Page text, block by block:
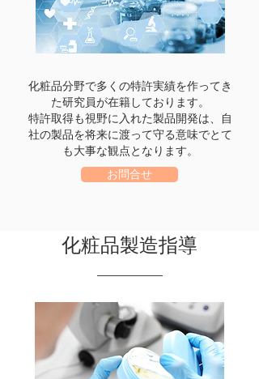
化粧品分野で多くの特許実績を作ってき
た研究員が在籍しております。
​特許取得も視野に入れた製品開発は、自
社の製品を将来に渡って守る意味でとて
も大事な観点となります。
お問合せ
化粧品製造指導